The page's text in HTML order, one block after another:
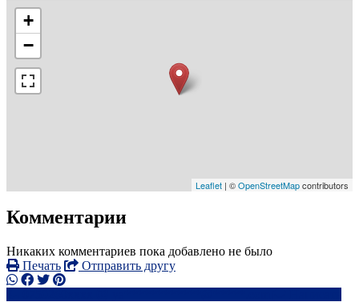
+
−
Leaflet | ©OpenStreetMapcontributors
Комментарии
Никаких комментариев пока добавлено не было
Печать
Отправить другу